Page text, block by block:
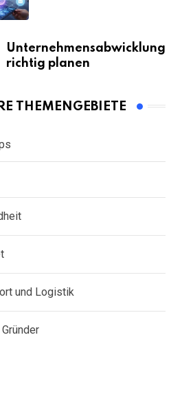
Unternehmensabwicklung
richtig planen
THEMENGEBIETE
und Logistik